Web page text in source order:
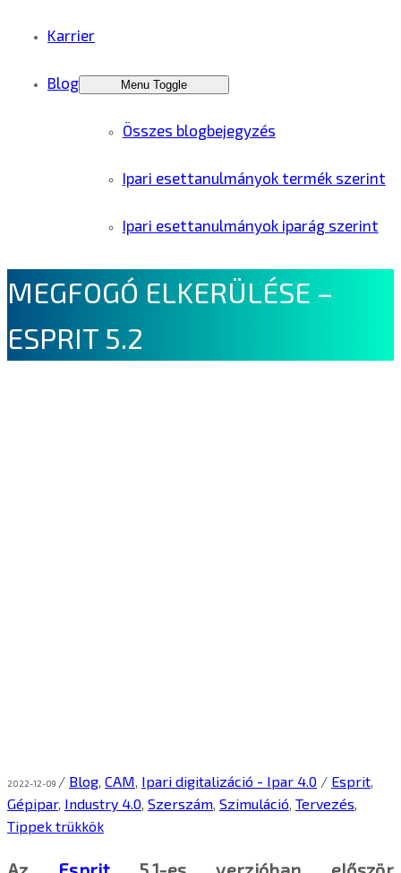
Karrier
Blog Menu Toggle
Összes blogbejegyzés
Ipari esettanulmányok termék szerint
Ipari esettanulmányok iparág szerint
MEGFOGÓ ELKERÜLÉSE –
ESPRIT 5.2
2022-12-09 / Blog, CAM, Ipari digitalizáció - Ipar 4.0 / Esprit,
Gépipar, Industry 4.0, Szerszám, Szimuláció, Tervezés,
Tippek trükkök